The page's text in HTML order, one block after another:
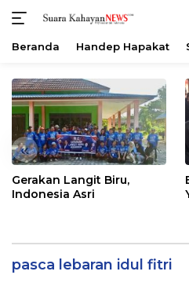
konten
Beranda Handep Hapakat
«
Gerakan Langit Biru,
Indonesia Asri
pasca lebaran idul fitri